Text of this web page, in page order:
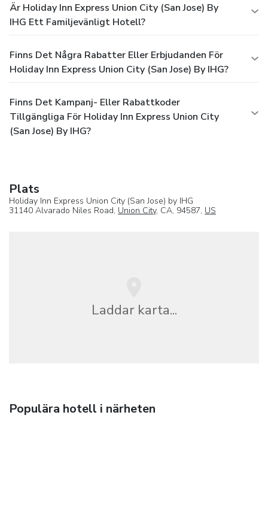
Är Holiday Inn Express Union City (San Jose) By
IHG Ett Familjevänligt Hotell?
Finns Det Några Rabatter Eller Erbjudanden För
Holiday Inn Express Union City (San Jose) By IHG?
Finns Det Kampanj- Eller Rabattkoder
Tillgängliga För Holiday Inn Express Union City
(San Jose) By IHG?
Plats
Holiday Inn Express Union City (San Jose) by IHG
31140 Alvarado Niles Road, Union City, CA, 94587, US
Laddar karta...
Populära hotell i närheten